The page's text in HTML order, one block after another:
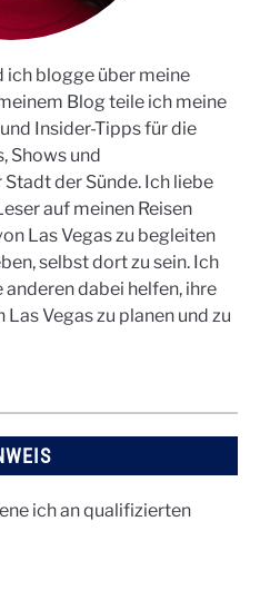
ich blogge über meine
Blog teile ich meine
Insider-Tipps für die
Shows und
der Sünde. Ich liebe
auf meinen Reisen
Las Vegas zu begleiten
selbst dort zu sein. Ich
dabei helfen, ihre
Vegas zu planen und zu
ich an qualifizierten